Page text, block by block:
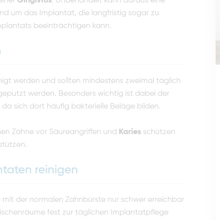
um das Implantat, die langfristig sogar zu
beeinträchtigen kann.
werden und sollten mindestens zweimal täglich
werden. Besonders wichtig ist dabei der
sich dort häufig bakterielle Beläge bilden.
Zähne vor Säureangriffen und Karies schützen
reinigen
der normalen Zahnbürste nur schwer erreichbar
fest zur täglichen Implantatpflege